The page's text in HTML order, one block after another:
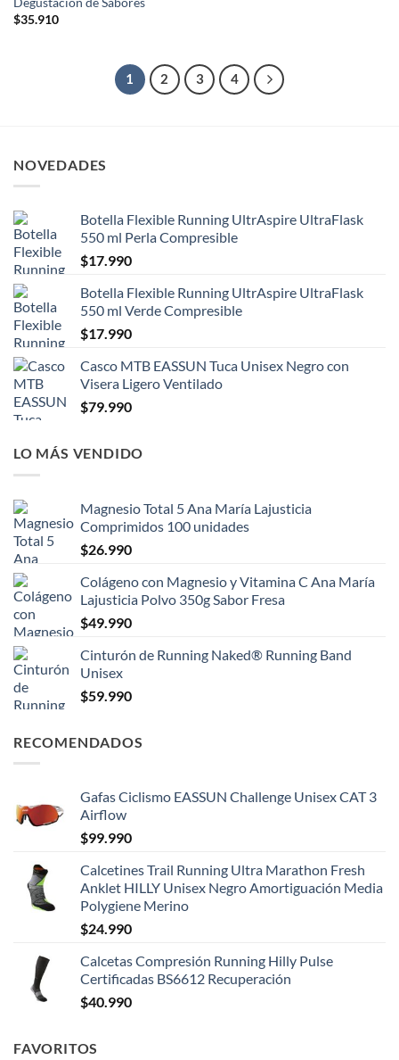
$35.910
1 2 3 4
NOVEDADES
Botella Flexible Running UltrAspire UltraFlask
550 ml Perla Compresible
$17.990
Botella Flexible Running UltrAspire UltraFlask
550 ml Verde Compresible
$17.990
Casco MTB EASSUN Tuca Unisex Negro con
Visera Ligero Ventilado
$79.990
LO MÁS VENDIDO
Magnesio Total 5 Ana María Lajusticia
Comprimidos 100 unidades
$26.990
Colágeno con Magnesio y Vitamina C Ana María
Lajusticia Polvo 350g Sabor Fresa
$49.990
Cinturón de Running Naked® Running Band
Unisex
$59.990
RECOMENDADOS
Gafas Ciclismo EASSUN Challenge Unisex CAT 3
Airflow
$99.990
Calcetines Trail Running Ultra Marathon Fresh
Anklet HILLY Unisex Negro Amortiguación Media
Polygiene Merino
$24.990
Calcetas Compresión Running Hilly Pulse
Certificadas BS6612 Recuperación
$40.990
FAVORITOS